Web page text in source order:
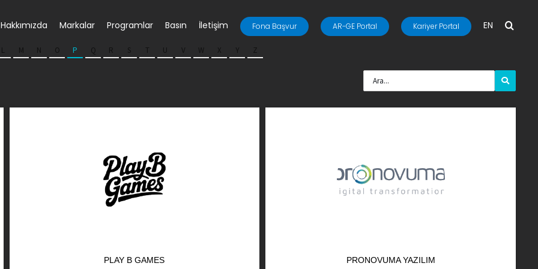
Hakkımızda Markalar Programlar Basın İletişim Fona Başvur AR-GE Portal Kariyer Portal EN
L M N O P Q R S T U V W X Y Z
PLAY B GAMES PRONOVUMA YAZILIM